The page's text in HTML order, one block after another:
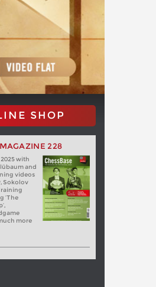
SHOP
228
2025 with
and
videos
Sokolov
‘The
more